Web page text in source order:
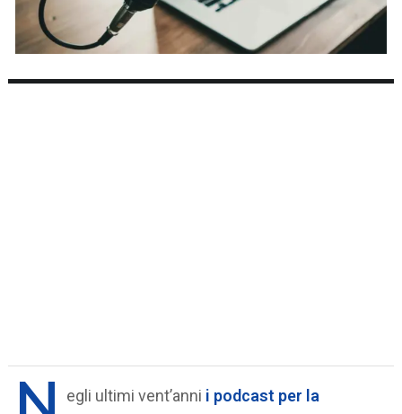
egli ultimi vent’anni i podcast per la